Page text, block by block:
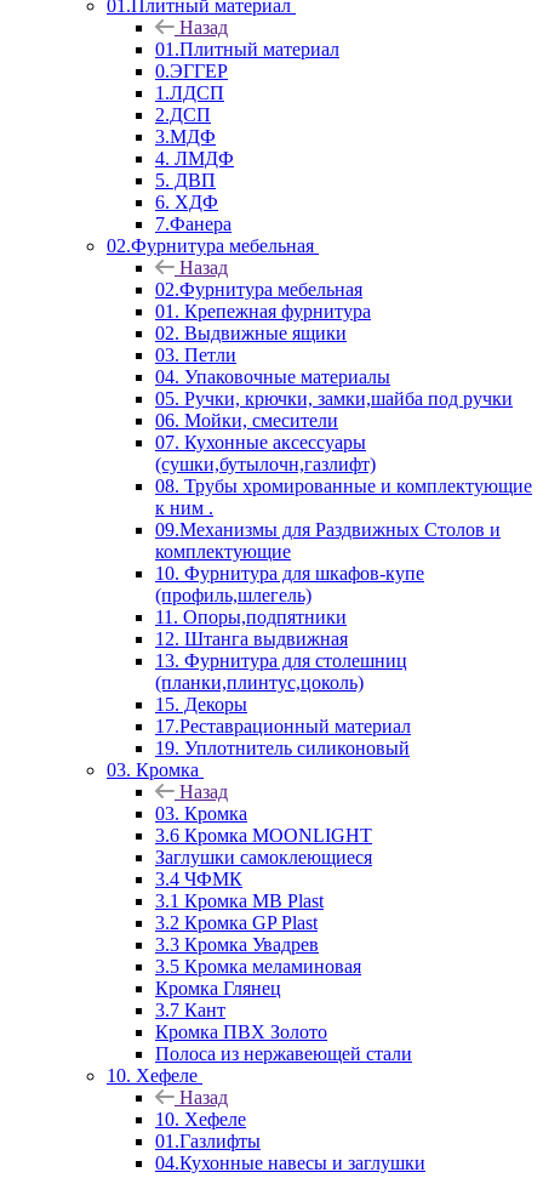
01.Плитный материал
Назад
01.Плитный материал
0.ЭГГЕР
1.ЛДСП
2.ДСП
3.МДФ
4. ЛМДФ
5. ДВП
6. ХДФ
7.Фанера
02.Фурнитура мебельная
Назад
02.Фурнитура мебельная
01. Крепежная фурнитура
02. Выдвижные ящики
03. Петли
04. Упаковочные материалы
05. Ручки, крючки, замки,шайба под ручки
06. Мойки, смесители
07. Кухонные аксессуары
(сушки,бутылочн,газлифт)
08. Трубы хромированные и комплектующие
к ним .
09.Механизмы для Раздвижных Столов и
комплектующие
10. Фурнитура для шкафов-купе
(профиль,шлегель)
11. Опоры,подпятники
12. Штанга выдвижная
13. Фурнитура для столешниц
(планки,плинтус,цоколь)
15. Декоры
17.Реставрационный материал
19. Уплотнитель силиконовый
03. Кромка
Назад
03. Кромка
3.6 Кромка MOONLIGHT
Заглушки самоклеющиеся
3.4 ЧФМК
3.1 Кромка MB Plast
3.2 Кромка GP Plast
3.3 Кромка Увадрев
3.5 Кромка меламиновая
Кромка Глянец
3.7 Кант
Кромка ПВХ Золото
Полоса из нержавеющей стали
10. Хефеле
Назад
10. Хефеле
01.Газлифты
04.Кухонные навесы и заглушки